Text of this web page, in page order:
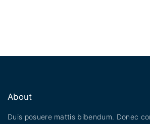
About
Duis posuere mattis bibendum. Donec